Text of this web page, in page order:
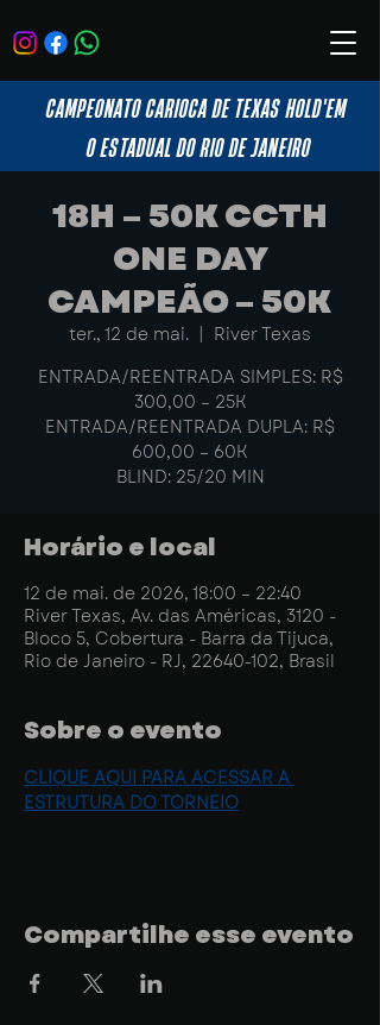
CAMPEONATO CARIOCA DE TEXAS HOLD'EM
O ESTADUAL DO RIO DE JANEIRO
18H – 50K CCTH
ONE DAY
CAMPEÃO – 50K
ter., 12 de mai.
River Texas
ENTRADA/REENTRADA SIMPLES: R$
300,00 – 25K
ENTRADA/REENTRADA DUPLA: R$
600,00 – 60K
BLIND: 25/20 MIN
Horário e local
12 de mai. de 2026, 18:00 – 22:40
River Texas, Av. das Américas, 3120 -
Bloco 5, Cobertura - Barra da Tijuca,
Rio de Janeiro - RJ, 22640-102, Brasil
Sobre o evento
CLIQUE AQUI PARA ACESSAR A
ESTRUTURA DO TORNEIO
Compartilhe esse evento